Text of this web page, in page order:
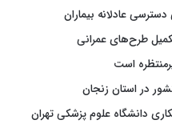
عادلانه بیماران
طرح‌های عمرانی
است
در استان زنجان
دانشگاه علوم پزشکی تهران